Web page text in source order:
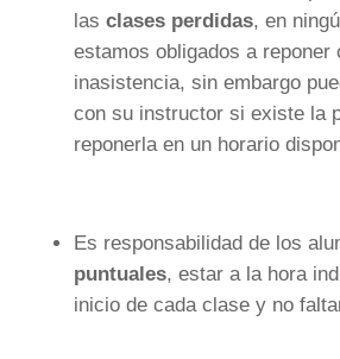
las clases perdidas, en
estamos obligados a reponer
inasistencia, sin embargo
con su instructor si existe la
reponerla en un horario
Es responsabilidad de los
puntuales, estar a la hora
inicio de cada clase y no